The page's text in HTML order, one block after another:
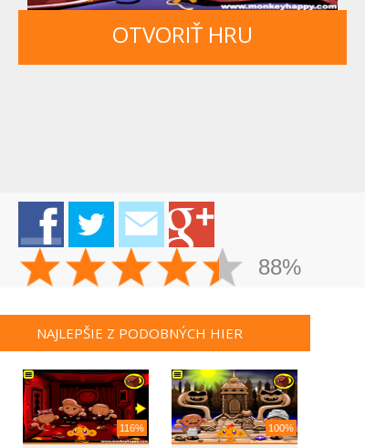
OTVORIŤ HRU
88%
NAJLEPŠIE Z PODOBNÝCH HIER
116% 100%